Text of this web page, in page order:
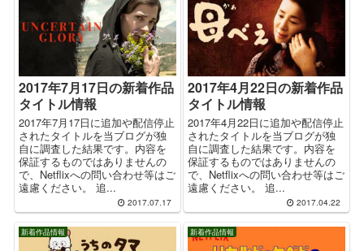
2017年7月17日の新着作品
タイトル情報
2017年7月17日に追加や配信停止
されたタイトルを当ブログが独
自に調査した結果です。内容を
保証するものではありませんの
で、Netflixへの問い合わせ等はご
遠慮ください。 追...
2017.07.17
2017年4月22日の新着作品
タイトル情報
2017年4月22日に追加や配信停止
されたタイトルを当ブログが独
自に調査した結果です。内容を
保証するものではありませんの
で、Netflixへの問い合わせ等はご
遠慮ください。 追...
2017.04.22
新着作品情報 新着作品情報